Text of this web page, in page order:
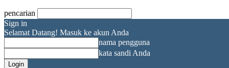
pencarian
Sign in
Selamat Datang! Masuk ke akun Anda
nama pengguna
kata sandi Anda